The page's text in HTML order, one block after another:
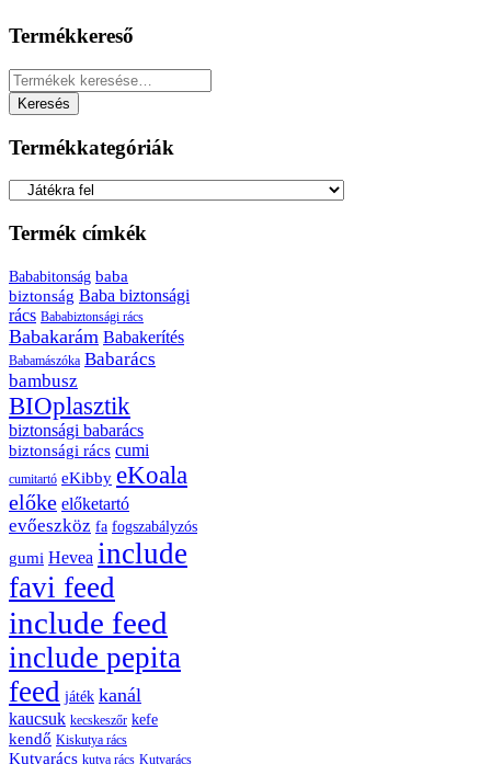
Termékkereső
Keresés
a
következőre:
Keresés
Termékkategóriák
Termék címkék
Bababitonság baba
biztonság Baba biztonsági
rács Bababiztonsági rács
Babakarám Babakerítés
Babamászóka Babarács
bambusz
BIOplasztik
biztonsági babarács
biztonsági rács cumi
cumitartó eKibby eKoala
előke előketartó
evőeszköz fa fogszabályzós
gumi Hevea include
favi feed
include feed
include pepita
feed játék kanál
kaucsuk kecskeszőr kefe
kendő Kiskutya rács
Kutyarács kutya rács Kutyarács